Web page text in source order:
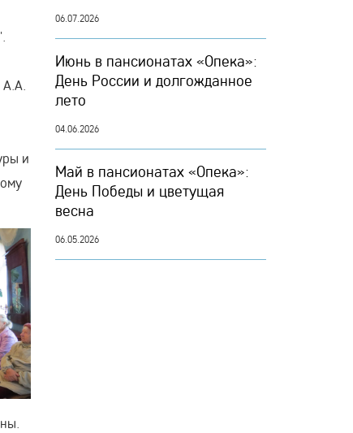
и
06.07.2026
Июнь в пансионатах «Опека»:
День России и долгожданное
лето
04.06.2026
Май в пансионатах «Опека»:
День Победы и цветущая
весна
06.05.2026